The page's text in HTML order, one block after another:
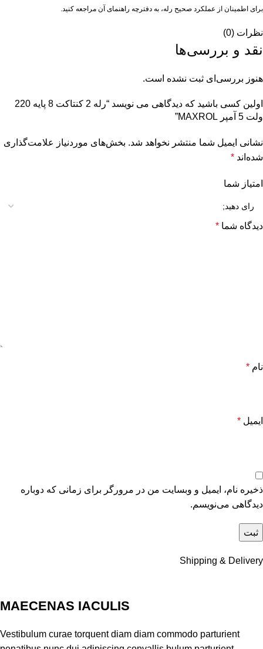
برای اطمینان از عملکرد صحیح رله، به دفترچه راهنمای آن مراجعه کنید.
نظرات (0)
نقد و بررسی‌ها
هنوز بررسی‌ای ثبت نشده است.
اولین کسی باشید که دیدگاهی می نویسد “رله 2 كنتاكت 8 پايه 220
ولت 5 آمپر MAXROL”
نشانی ایمیل شما منتشر نخواهد شد. بخش‌های موردنیاز علامت‌گذاری
شده‌اند *
امتیاز شما
دیدگاه شما *
نام *
ایمیل *
ذخیره نام، ایمیل و وبسایت من در مرورگر برای زمانی که دوباره
دیدگاهی می‌نویسم.
Shipping & Delivery
MAECENAS IACULIS
Vestibulum curae torquent diam diam commodo parturient